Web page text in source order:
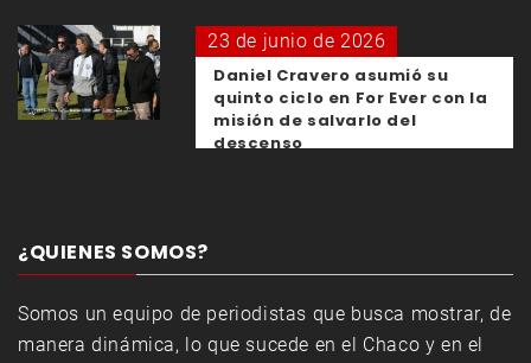
23 de junio de 2026
Daniel Cravero asumió su
quinto ciclo en For Ever con la
misión de salvarlo del
descenso
¿QUIENES SOMOS?
Somos un equipo de periodistas que busca mostrar, de
manera dinámica, lo que sucede en el Chaco y en el